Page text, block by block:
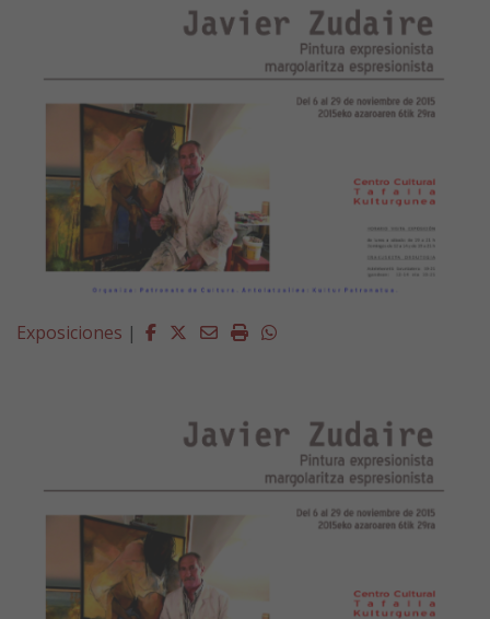
Exposiciones | Facebook
Twitter
EmailImprimirWhatsapp